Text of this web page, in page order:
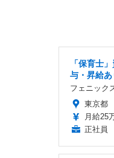
「保育士
与・昇給
フェニック
東京都
月給25
正社員